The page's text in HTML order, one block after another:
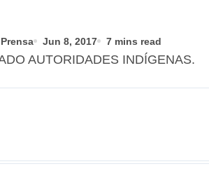
Jun 8, 2017 7 mins read
AUTORIDADES INDÍGENAS.